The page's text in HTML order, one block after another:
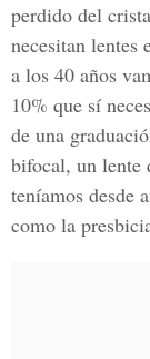
perdido del
necesitan lentes
a los 40 años
10% que sí
de una
bifocal, un lente
teníamos desde
como la